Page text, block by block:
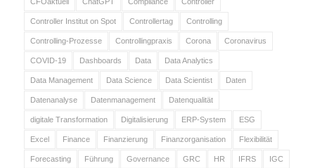
Controller Institut on Spot Controllertag Controlling
Controlling-Prozesse Controllingpraxis Corona Coronavirus
COVID-19 Dashboards Data Data Analytics
Data Management Data Science Data Scientist Daten
Datenanalyse Datenmanagement Datenqualität
digitale Transformation Digitalisierung ERP-System ESG
Excel Finance Finanzierung Finanzorganisation Flexibilität
Forecasting Führung Governance GRC HR IFRS IGC